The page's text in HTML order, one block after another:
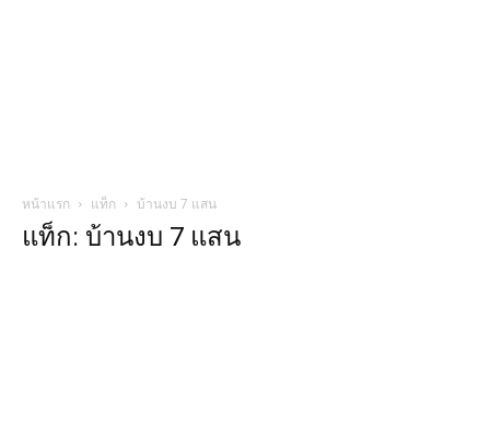
หน้าแรก แท็ก บ้านงบ 7 แสน
แท็ก: บ้านงบ 7 แสน